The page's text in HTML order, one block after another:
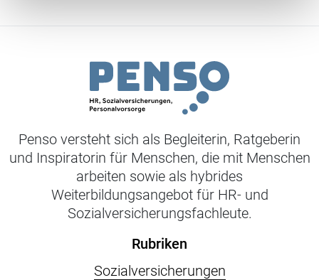
Penso versteht sich als Begleiterin, Ratgeberin
und Inspiratorin für Menschen, die mit Menschen
arbeiten sowie als hybrides
Weiterbildungsangebot für HR- und
Sozialversicherungsfachleute.
Rubriken
Sozialversicherungen